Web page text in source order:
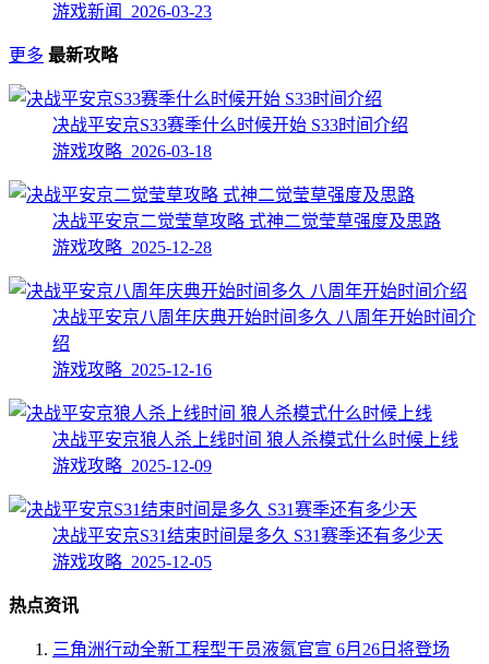
游戏新闻 2026-03-23
更多 最新攻略
决战平安京S33赛季什么时候开始 S33时间介绍
游戏攻略 2026-03-18
决战平安京二觉莹草攻略 式神二觉莹草强度及思路
游戏攻略 2025-12-28
决战平安京八周年庆典开始时间多久 八周年开始时间介
绍
游戏攻略 2025-12-16
决战平安京狼人杀上线时间 狼人杀模式什么时候上线
游戏攻略 2025-12-09
决战平安京S31结束时间是多久 S31赛季还有多少天
游戏攻略 2025-12-05
热点资讯
三角洲行动全新工程型干员液氮官宣 6月26日将登场